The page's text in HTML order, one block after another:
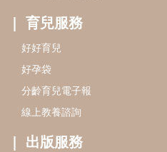
育兒服務
好好育兒
好孕袋
分齡育兒電子報
線上教養諮詢
出版服務